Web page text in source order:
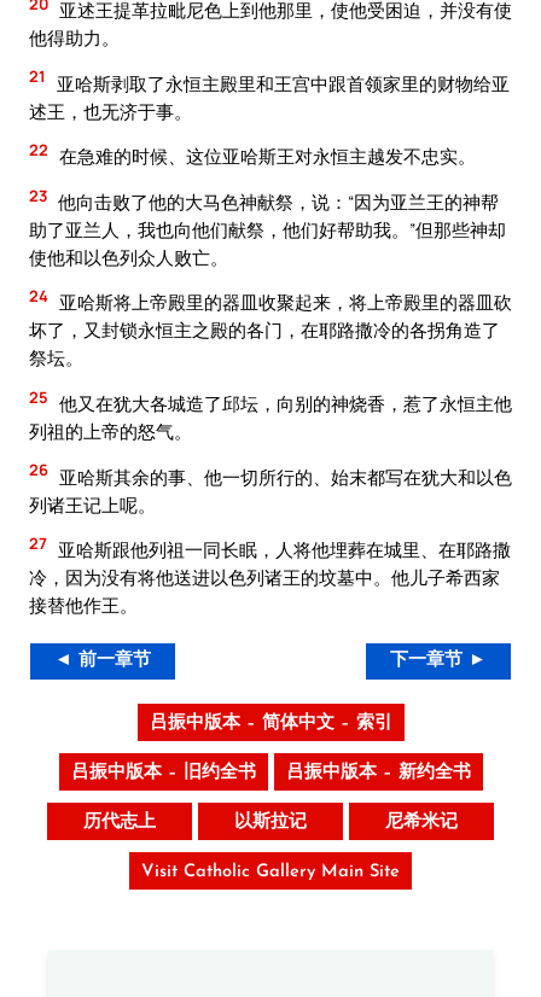
亚述王提革拉毗尼色上到他那里，使他受困迫，并没有使
他得助力。
21
亚哈斯剥取了永恒主殿里和王宫中跟首领家里的财物给亚
述王，也无济于事。
22 在急难的时候、这位亚哈斯王对永恒主越发不忠实。
23 他向击败了他的大马色神献祭，说：“因为亚兰王的神帮
助了亚兰人，我也向他们献祭，他们好帮助我。”但那些神却
使他和以色列众人败亡。
24 亚哈斯将上帝殿里的器皿收聚起来，将上帝殿里的器皿砍
坏了，又封锁永恒主之殿的各门，在耶路撒冷的各拐角造了
祭坛。
25 他又在犹大各城造了邱坛，向别的神烧香，惹了永恒主他
列祖的上帝的怒气。
26 亚哈斯其余的事、他一切所行的、始末都写在犹大和以色
列诸王记上呢。
27 亚哈斯跟他列祖一同长眠，人将他埋葬在城里、在耶路撒
冷，因为没有将他送进以色列诸王的坟墓中。他儿子希西家
接替他作王。
◄ 前一章节 下一章节 ►
吕振中版本 – 简体中文 – 索引
吕振中版本 – 旧约全书 吕振中版本 – 新约全书
历代志上 以斯拉记 尼希米记
Visit Catholic Gallery Main Site